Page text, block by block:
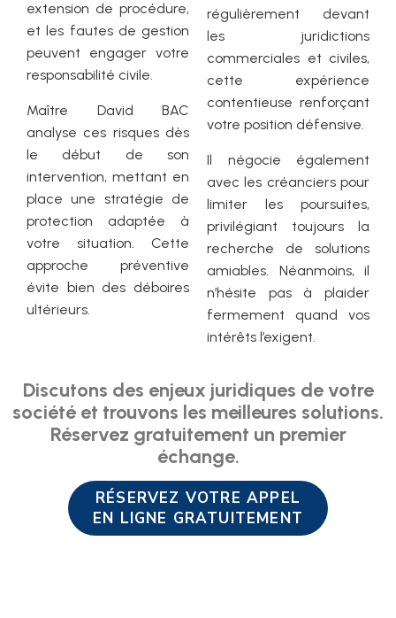
extension de procédure,
et les fautes de gestion
peuvent engager votre
responsabilité civile.
Maître David BAC
analyse ces risques dès
le début de son
intervention, mettant en
place une stratégie de
protection adaptée à
votre situation. Cette
approche préventive
évite bien des déboires
ultérieurs.
régulièrement devant
les juridictions
commerciales et civiles,
cette expérience
contentieuse renforçant
votre position défensive.
Il négocie également
avec les créanciers pour
limiter les poursuites,
privilégiant toujours la
recherche de solutions
amiables. Néanmoins, il
n’hésite pas à plaider
fermement quand vos
intérêts l’exigent.
Discutons des enjeux juridiques de votre
société et trouvons les meilleures solutions.
Réservez gratuitement un premier
échange.
RÉSERVEZ VOTRE APPEL
EN LIGNE GRATUITEMENT